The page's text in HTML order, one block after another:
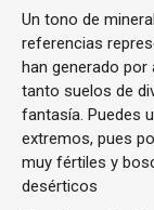
Un tono de
referencias
han generado
tanto suelos de
fantasía. Puedes
extremos, pues
muy fértiles y
desérticos